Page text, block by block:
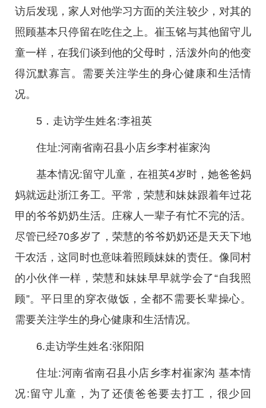
访后发现，家人对他学习方面的关注较少，对其的
照顾基本只停留在吃住之上。崔玉铭与其他留守儿
童一样，在我们谈到他的父母时，活泼外向的他变
得沉默寡言。需要关注学生的身心健康和生活情
况。
5．走访学生姓名:李祖英
住址:河南省南召县小店乡李村崔家沟
基本情况:留守儿童，在祖英4岁时，她爸爸妈
妈就远赴浙江务工。平常，荣慧和妹妹跟着年过花
甲的爷爷奶奶生活。庄稼人一辈子有忙不完的活。
尽管已经70多岁了，荣慧的爷爷奶奶还是天天下地
干农活，这同时也意味着照顾妹妹的责任。像同村
的小伙伴一样，荣慧和妹妹早早就学会了“自我照
顾”。平日里的穿衣做饭，全都不需要长辈操心。
需要关注学生的身心健康和生活情况。
6.走访学生姓名:张阳阳
住址:河南省南召县小店乡李村崔家沟 基本情
况:留守儿童，为了还债爸爸要去打工，很少回